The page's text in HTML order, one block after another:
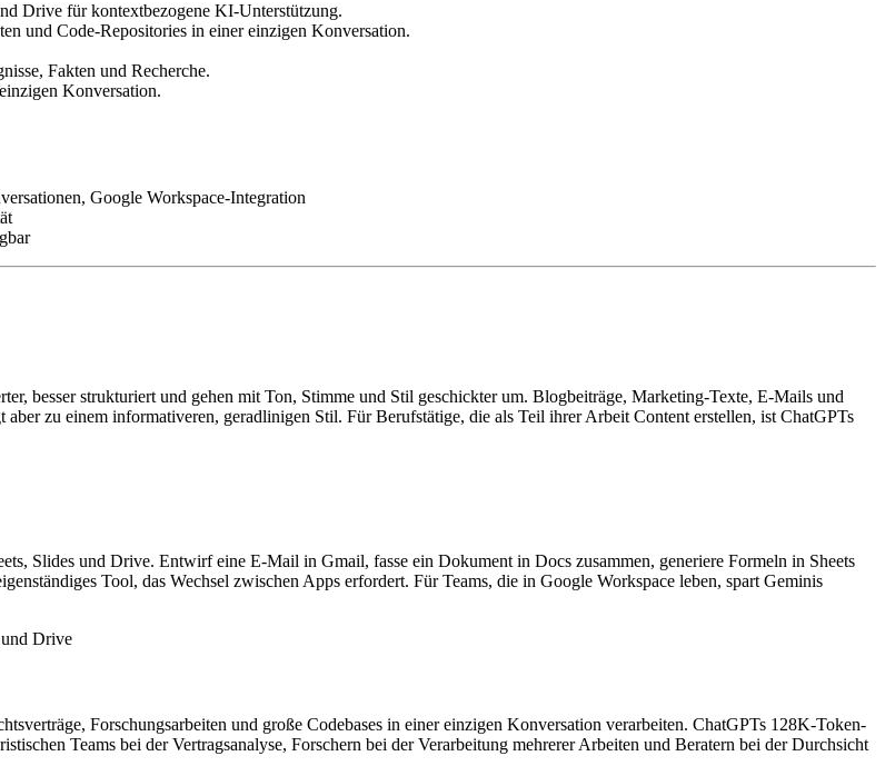
Drive für kontextbezogene KI-Unterstützung.
und Code-Repositories in einer einzigen Konversation.
Fakten und Recherche.
Konversation.
Google Workspace-Integration
besser strukturiert und gehen mit Ton, Stimme und Stil geschickter um. Blogbeiträge, Marketing-Texte, E-Mails und
zu einem informativeren, geradlinigen Stil. Für Berufstätige, die als Teil ihrer Arbeit Content erstellen, ist ChatGPTs
Slides und Drive. Entwirf eine E-Mail in Gmail, fasse ein Dokument in Docs zusammen, generiere Formeln in Sheets
Tool, das Wechsel zwischen Apps erfordert. Für Teams, die in Google Workspace leben, spart Geminis
Drive
Forschungsarbeiten und große Codebases in einer einzigen Konversation verarbeiten. ChatGPTs 128K-Token-
Teams bei der Vertragsanalyse, Forschern bei der Verarbeitung mehrerer Arbeiten und Beratern bei der Durchsicht